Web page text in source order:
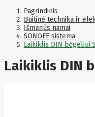
Apc
Apollo
Apple
Aqara
Arctic
Art Asm
ASM
Pagrindinis
Buitinė technika ir
Išmanūs namai
SONOFF sistema
Laikiklis DIN bėgeliui
Laikiklis DIN